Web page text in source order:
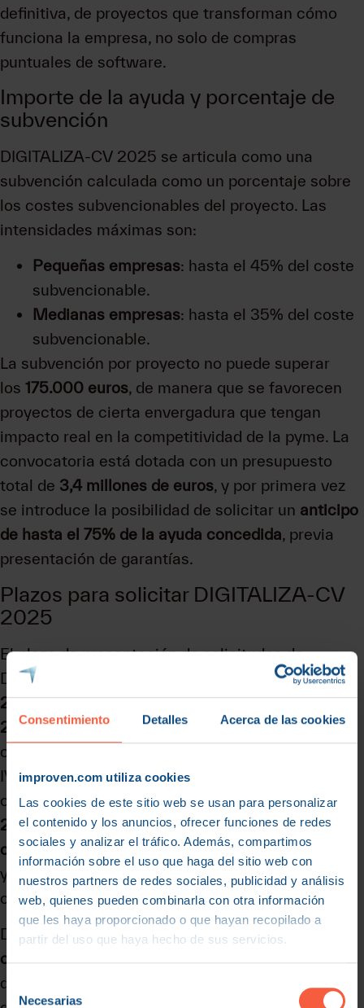
Consentimiento Detalles Acerca de las cookies
improven.com utiliza cookies
Las cookies de este sitio web se usan para personalizar
el contenido y los anuncios, ofrecer funciones de redes
sociales y analizar el tráfico. Además, compartimos
información sobre el uso que haga del sitio web con
nuestros partners de redes sociales, publicidad y análisis
web, quienes pueden combinarla con otra información
que les haya proporcionado o que hayan recopilado a
partir del uso que haya hecho de sus servicios.
Selección
de Necesarias
definitiva, de proyectos que transforman cómo
funciona la empresa, no solo de compras
puntuales de software.
Importe de la ayuda y porcentaje de
subvención
DIGITALIZA-CV 2025 se articula como una
subvención calculada como un porcentaje sobre
los costes subvencionables del proyecto. Las
intensidades máximas son:
Pequeñas empresas: hasta el 45% del coste
subvencionable.
Medianas empresas: hasta el 35% del coste
subvencionable.
La subvención por proyecto no puede superar
los 175.000 euros, de manera que se favorecen
proyectos de cierta envergadura que tengan
impacto real en la competitividad de la pyme. La
convocatoria está dotada con un presupuesto
total de 3,4 millones de euros, y por primera vez
se introduce la posibilidad de solicitar un anticipo
de hasta el 75% de la ayuda concedida, previa
presentación de garantías.
Plazos para solicitar DIGITALIZA-CV
2025
El plazo de presentación de solicitudes de
DIGITALIZA-CV 2025
se inicia el 15 de enero de
2026 y finaliza el 3 de marzo de 2026 a las
23:59:59 h, con tramitación electrónica
obligatoria a través del registro telemático de
IVACE. El periodo de ejecución subvencionable
cubre gastos realizados entre el 1 de enero de
2025 y la fecha máxima que establezca la
convocatoria, lo que permite financiar proyectos
ya en marcha siempre que cumplan las
condiciones.
Dado que se trata de una convocatoria
competitiva
definidos, con objetivos claros, plan de trabajo